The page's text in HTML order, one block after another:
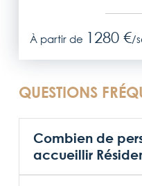
À partir de 1280 €/
QUESTIONS
Combien de
accueillir